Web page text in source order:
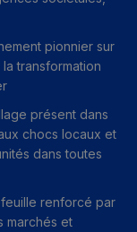
pionnier sur
transformation
présent dans
chocs locaux et
dans toutes
renforcé par
marchés et